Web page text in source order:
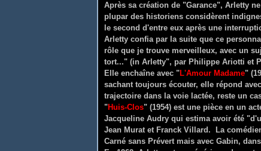
Après sa création de "Garance", Arletty
plupar des historiens considèrent
le second d'entre eux après une
Arletty confia par la suite que ce
rôle que je trouve merveilleux, avec un
tort..." (in Arletty", par Philippe Ariotti et
Elle enchaîne avec "L'Amour Madame"
sachant toujours écouter, elle répond
trajectoire dans la voie lactée, reste un
"Huis-Clos" (1954) est une pièce en un
Jacqueline Audry qui estima avoir été
Jean Murat et Franck Villard. La
Carné sans Prévert mais avec Gabin,